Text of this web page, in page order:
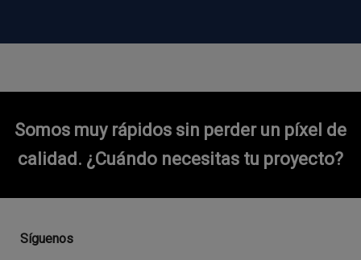
Somos muy rápidos sin perder un píxel de
calidad. ¿Cuándo necesitas tu proyecto?
Síguenos